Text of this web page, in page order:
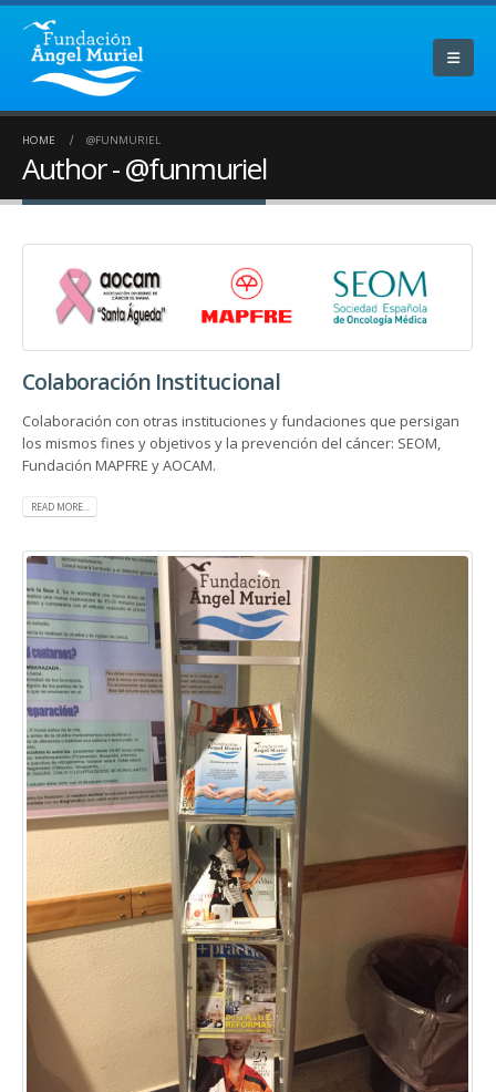
HOME @FUNMURIEL
Author - @funmuriel
Colaboración Institucional
Colaboración con otras instituciones y fundaciones que persigan
los mismos fines y objetivos y la prevención del cáncer: SEOM,
Fundación MAPFRE y AOCAM.
READ MORE...